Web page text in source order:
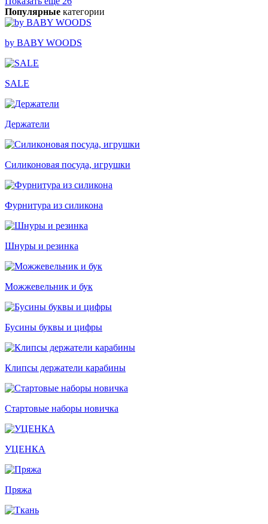
Популярные категории
by BABY WOODS
SALE
Держатели
Силиконовая посуда, игрушки
Фурнитура из силикона
Шнуры и резинка
Можжевельник и бук
Бусины буквы и цифры
Клипсы держатели карабины
Стартовые наборы новичка
УЦЕНКА
Пряжа